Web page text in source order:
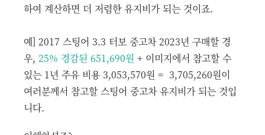
하여 계산하면 더 저렴한 유지비가 되는 것이죠.
예] 2017 스팅어 3.3 터보 중고차 2023년 구매할 경
우, 25% 경감된 651,690원 + 이미지에서 참고할 수
있는 1년 주유 비용 3,053,570원 = 3,705,260원이
여러분께서 참고할 스팅어 중고차 유지비가 되는 것입
니다.